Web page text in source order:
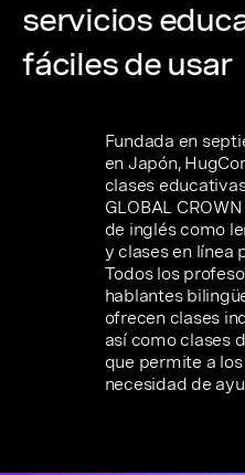
servicios
fáciles de usar
Fundada en
en Japón,
clases
GLOBAL
de inglés como
y clases en línea
Todos los
hablantes
ofrecen clases
así como clases
que permite a
necesidad de